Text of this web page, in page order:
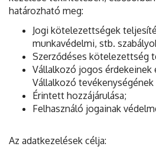
határozható meg:
Jogi kötelezettségek
munkavédelmi, stb.
Szerződéses kötelezettség
Vállalkozó jogos érdekeinek
Vállalkozó
Érintett hozzájárulása;
Felhasználó jogainak
Az adatkezelések célja: